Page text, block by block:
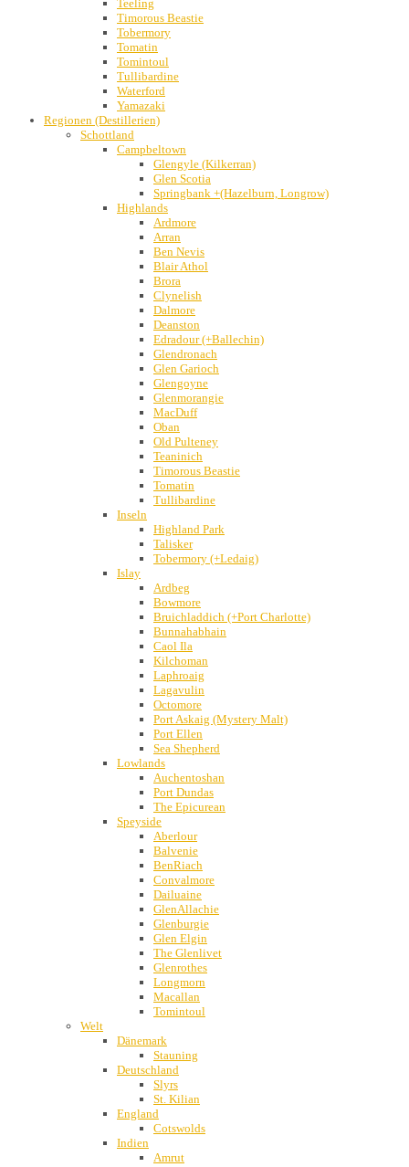
Teeling
Timorous Beastie
Tobermory
Tomatin
Tomintoul
Tullibardine
Waterford
Yamazaki
Regionen (Destillerien)
Schottland
Campbeltown
Glengyle (Kilkerran)
Glen Scotia
Springbank +(Hazelburn, Longrow)
Highlands
Ardmore
Arran
Ben Nevis
Blair Athol
Brora
Clynelish
Dalmore
Deanston
Edradour (+Ballechin)
Glendronach
Glen Garioch
Glengoyne
Glenmorangie
MacDuff
Oban
Old Pulteney
Teaninich
Timorous Beastie
Tomatin
Tullibardine
Inseln
Highland Park
Talisker
Tobermory (+Ledaig)
Islay
Ardbeg
Bowmore
Bruichladdich (+Port Charlotte)
Bunnahabhain
Caol Ila
Kilchoman
Laphroaig
Lagavulin
Octomore
Port Askaig (Mystery Malt)
Port Ellen
Sea Shepherd
Lowlands
Auchentoshan
Port Dundas
The Epicurean
Speyside
Aberlour
Balvenie
BenRiach
Convalmore
Dailuaine
GlenAllachie
Glenburgie
Glen Elgin
The Glenlivet
Glenrothes
Longmorn
Macallan
Tomintoul
Welt
Dänemark
Stauning
Deutschland
Slyrs
St. Kilian
England
Cotswolds
Indien
Amrut